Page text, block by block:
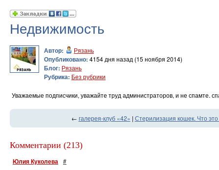
Недвижимость
Автор: Рязань
Опубликовано: 4154 дня назад (15 ноября 2014)
Блог: Рязань
Рубрика: Без рубрики
Уважаемые подписчики, уважайте труд администраторов, и не спамте.
← галерея-клуб «42» | Стерилизация кошек. Что
Комментарии (213)
Юлия Куколева #